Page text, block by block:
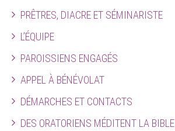
PRÊTRES, DIACRE ET SÉMINARISTE
L’ÉQUIPE
PAROISSIENS ENGAGÉS
APPEL À BÉNÉVOLAT
DÉMARCHES ET CONTACTS
DES ORATORIENS MÉDITENT LA BIBLE